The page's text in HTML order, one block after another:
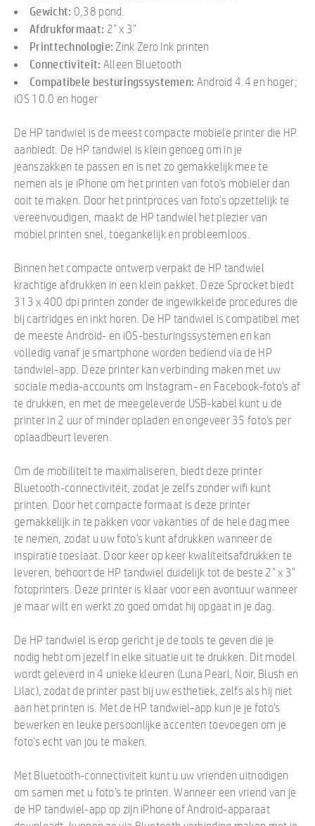
Gewicht: 0,38 pond.
Afdrukformaat: 2" x 3"
Printtechnologie:Zink Zero Ink printen
Connectiviteit: Alleen Bluetooth
Compatibele besturingssystemen: Android 4.4 en hoger;
iOS 10.0 en hoger
De HP tandwiel is de meest compacte mobiele printer die HP
aanbiedt. De HP tandwiel is klein genoeg om in je
jeanszakken te passen en is net zo gemakkelijk mee te
nemen als je iPhone om het printen van foto's mobieler dan
ooit te maken. Door het printproces van foto's opzettelijk te
vereenvoudigen, maakt de HP tandwiel het plezier van
mobiel printen snel, toegankelijk en probleemloos.
Binnen het compacte ontwerp verpakt de HP tandwiel
krachtige afdrukken in een klein pakket. Deze Sprocket biedt
313 x 400 dpi printen zonder de ingewikkelde procedures die
bij cartridges en inkt horen. De HP tandwiel is compatibel met
de meeste Android- en iOS-besturingssystemen en kan
volledig vanaf je smartphone worden bediend via de HP
tandwiel-app. Deze printer kan verbinding maken met uw
sociale media-accounts om Instagram- en Facebook-foto's af
te drukken, en met de meegeleverde USB-kabel kunt u de
printer in 2 uur of minder opladen en ongeveer 35 foto's per
oplaadbeurt leveren.
Om de mobiliteit te maximaliseren, biedt deze printer
Bluetooth-connectiviteit, zodat je zelfs zonder wifi kunt
printen. Door het compacte formaat is deze printer
gemakkelijk in te pakken voor vakanties of de hele dag mee
te nemen, zodat u uw foto's kunt afdrukken wanneer de
inspiratie toeslaat. Door keer op keer kwaliteitsafdrukken te
leveren, behoort de HP tandwiel duidelijk tot de beste 2" x 3"
fotoprinters. Deze printer is klaar voor een avontuur wanneer
je maar wilt en werkt zo goed omdat hij opgaat in je dag.
De HP tandwiel is erop gericht je de tools te geven die je
nodig hebt om jezelf in elke situatie uit te drukken. Dit model
wordt geleverd in 4 unieke kleuren (Luna Pearl, Noir, Blush en
Lilac), zodat de printer past bij uw esthetiek, zelfs als hij niet
aan het printen is. Met de HP tandwiel-app kun je je foto's
bewerken en leuke persoonlijke accenten toevoegen om je
foto's echt van jou te maken.
Met Bluetooth-connectiviteit kunt u uw vrienden uitnodigen
om samen met u foto's te printen. Wanneer een vriend van je
de HP tandwiel-app op zijn iPhone of Android-apparaat